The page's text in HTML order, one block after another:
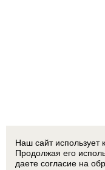
Наш сайт использует
Продолжая его
даете согласие на